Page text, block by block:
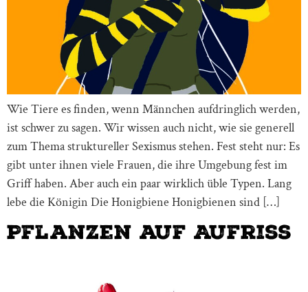
Wie Tiere es finden, wenn Männchen aufdringlich werden,
ist schwer zu sagen. Wir wissen auch nicht, wie sie generell
zum Thema struktureller Sexismus stehen. Fest steht nur: Es
gibt unter ihnen viele Frauen, die ihre Umgebung fest im
Griff haben. Aber auch ein paar wirklich üble Typen. Lang
lebe die Königin Die Honigbiene Honigbienen sind […]
Pflanzen auf Aufriss